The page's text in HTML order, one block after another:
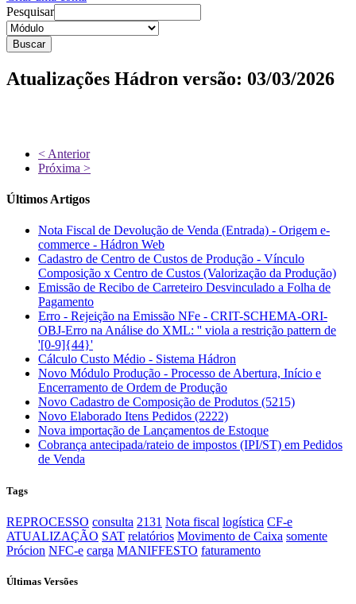
Pesquisar
Buscar
Atualizações Hádron versão: 03/03/2026
< Anterior
Próxima >
Últimos Artigos
Nota Fiscal de Devolução de Venda (Entrada) - Origem e-
commerce - Hádron Web
Cadastro de Centro de Custos de Produção - Vínculo
Composição x Centro de Custos (Valorização da Produção)
Emissão de Recibo de Carreteiro Desvinculado a Folha de
Pagamento
Erro - Rejeição na Emissão NFe - CRIT-SCHEMA-ORI-
OBJ-Erro na Análise do XML: '' viola a restrição pattern de
'[0-9]{44}'
Cálculo Custo Médio - Sistema Hádron
Novo Módulo Produção - Processo de Abertura, Início e
Encerramento de Ordem de Produção
Novo Cadastro de Composição de Produtos (5215)
Novo Elaborado Itens Pedidos (2222)
Nova importação de Lançamentos de Estoque
Cobrança antecipada/rateio de impostos (IPI/ST) em Pedidos
de Venda
Tags
REPROCESSO consulta 2131 Nota fiscal logística CF-e
ATUALIZAÇÃO SAT relatórios Movimento de Caixa somente
Prócion NFC-e carga MANIFFESTO faturamento
Últimas Versões